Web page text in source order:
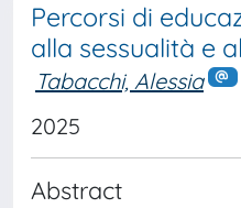
Percorsi di
alla sessualità e
Tabacchi, Alessia
2025
Abstract